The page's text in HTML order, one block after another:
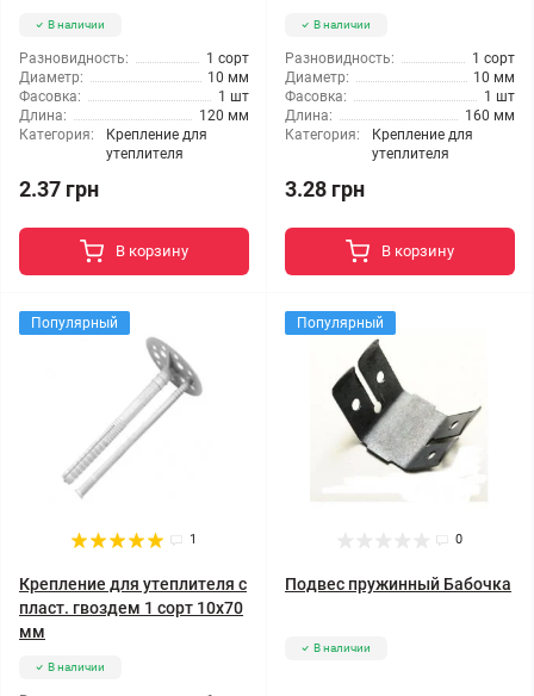
В наличии
Разновидность:
1 сорт
Диаметр:
10 мм
Фасовка:
1 шт
Длина:
120 мм
Категория:
Крепление для
утеплителя
2.37 грн
В корзину
В наличии
Разновидность:
1 сорт
Диаметр:
10 мм
Фасовка:
1 шт
Длина:
160 мм
Категория:
Крепление для
утеплителя
3.28 грн
В корзину
Популярный
1
Крепление для утеплителя с
пласт. гвоздем 1 сорт 10x70
мм
В наличии
Популярный
0
Подвес пружинный Бабочка
В наличии